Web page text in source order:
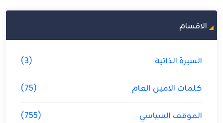
الاقسام
السيرة الذاتية (3)
كلمات الامين العام (75)
الموقف السياسي (755)